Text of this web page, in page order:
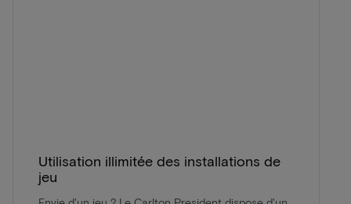
Utilisation illimitée des installations de
jeu